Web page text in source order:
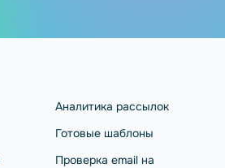
Аналитика рассылок
Готовые шаблоны
Проверка email на